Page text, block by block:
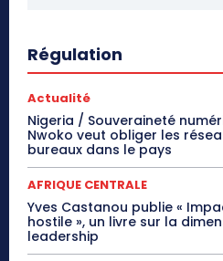
Régulation
Actualité
Nigeria / Souveraineté
Nwoko veut obliger les
bureaux dans le pays
AFRIQUE CENTRALE
Yves Castanou publie «
hostile », un livre sur la
leadership